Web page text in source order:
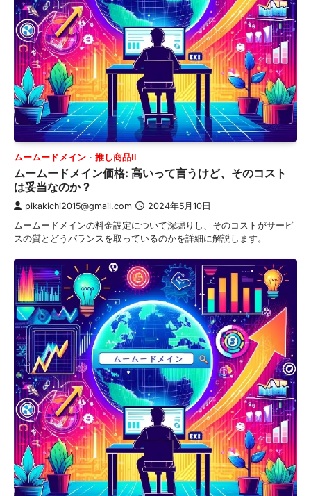
ムームードメイン 推し商品II
ムームードメイン価格: 高いって言うけど、そのコスト
は妥当なのか？
pikakichi2015@gmail.com 2024年5月10日
ムームードメインの料金設定について深堀りし、そのコストがサービ
スの質とどうバランスを取っているのかを詳細に解説します。